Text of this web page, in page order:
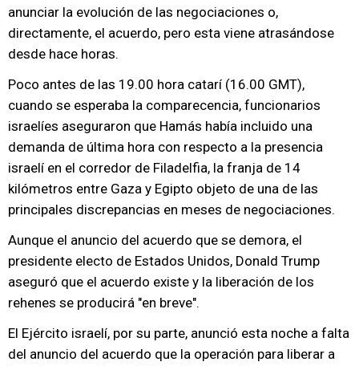
anunciar la evolución de las negociaciones o,
directamente, el acuerdo, pero esta viene atrasándose
desde hace horas.
Poco antes de las 19.00 hora catarí (16.00 GMT),
cuando se esperaba la comparecencia, funcionarios
israelíes aseguraron que Hamás había incluido una
demanda de última hora con respecto a la presencia
israelí en el corredor de Filadelfia, la franja de 14
kilómetros entre Gaza y Egipto objeto de una de las
principales discrepancias en meses de negociaciones.
Aunque el anuncio del acuerdo que se demora, el
presidente electo de Estados Unidos, Donald Trump
aseguró que el acuerdo existe y la liberación de los
rehenes se producirá "en breve".
El Ejército israelí, por su parte, anunció esta noche a falta
del anuncio del acuerdo que la operación para liberar a